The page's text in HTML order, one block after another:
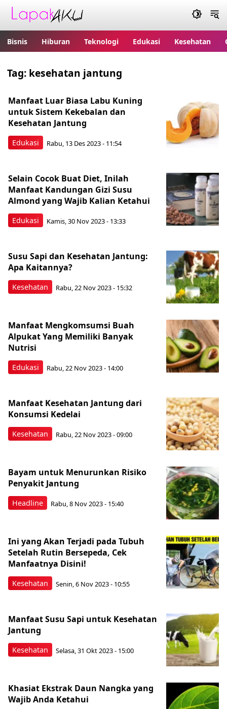
Bisnis Hiburan Teknologi Edukasi Kesehatan
Tag: kesehatan jantung
Edukasi
Manfaat Luar Biasa Labu Kuning
untuk Sistem Kekebalan dan
Kesehatan Jantung
Rabu, 13 Des 2023 - 11:54
Edukasi
Selain Cocok Buat Diet, Inilah
Manfaat Kandungan Gizi Susu
Almond yang Wajib Kalian Ketahui
Kamis, 30 Nov 2023 - 13:33
Kesehatan
Susu Sapi dan Kesehatan Jantung:
Apa Kaitannya?
Rabu, 22 Nov 2023 - 15:32
Edukasi
Manfaat Mengkomsumsi Buah
Alpukat Yang Memiliki Banyak
Nutrisi
Rabu, 22 Nov 2023 - 14:00
Kesehatan
Manfaat Kesehatan Jantung dari
Konsumsi Kedelai
Rabu, 22 Nov 2023 - 09:00
Headline
Bayam untuk Menurunkan Risiko
Penyakit Jantung
Rabu, 8 Nov 2023 - 15:40
Kesehatan
Ini yang Akan Terjadi pada Tubuh
Setelah Rutin Bersepeda, Cek
Manfaatnya Disini!
Senin, 6 Nov 2023 - 10:55
Kesehatan
Manfaat Susu Sapi untuk Kesehatan
Jantung
Selasa, 31 Okt 2023 - 15:00
Khasiat Ekstrak Daun Nangka yang
Wajib Anda Ketahui